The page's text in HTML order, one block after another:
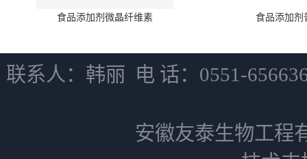
食品添加剂微晶纤维素 食品添加剂
联系人：韩丽 电 话：0551-
安徽友泰生物工程